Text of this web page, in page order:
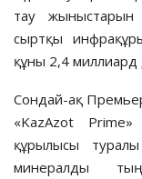
тау жыныстарын
сыртқы
құны 2,4
Сондай-ақ
«KazAzot
құрылысы
минералды